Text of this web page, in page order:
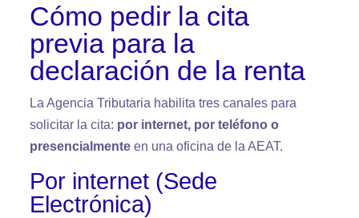
Cómo pedir la cita
previa para la
declaración de la renta
La Agencia Tributaria habilita tres canales para
solicitar la cita: por internet, por teléfono o
presencialmenteen una oficina de la AEAT.
Por internet (Sede
Electrónica)